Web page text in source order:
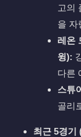
고의
을 자
레온
윙):
다른
스튜
골리
최근 5경기